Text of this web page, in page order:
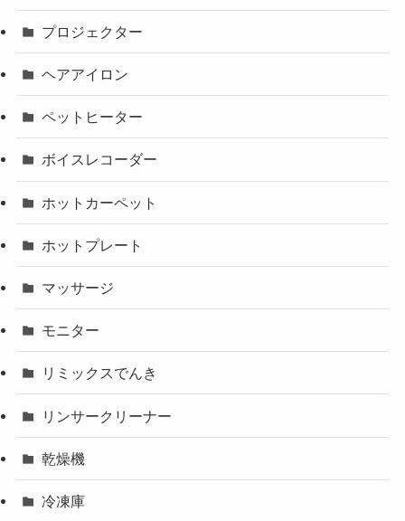
プロジェクター
ヘアアイロン
ペットヒーター
ボイスレコーダー
ホットカーペット
ホットプレート
マッサージ
モニター
リミックスでんき
リンサークリーナー
乾燥機
冷凍庫